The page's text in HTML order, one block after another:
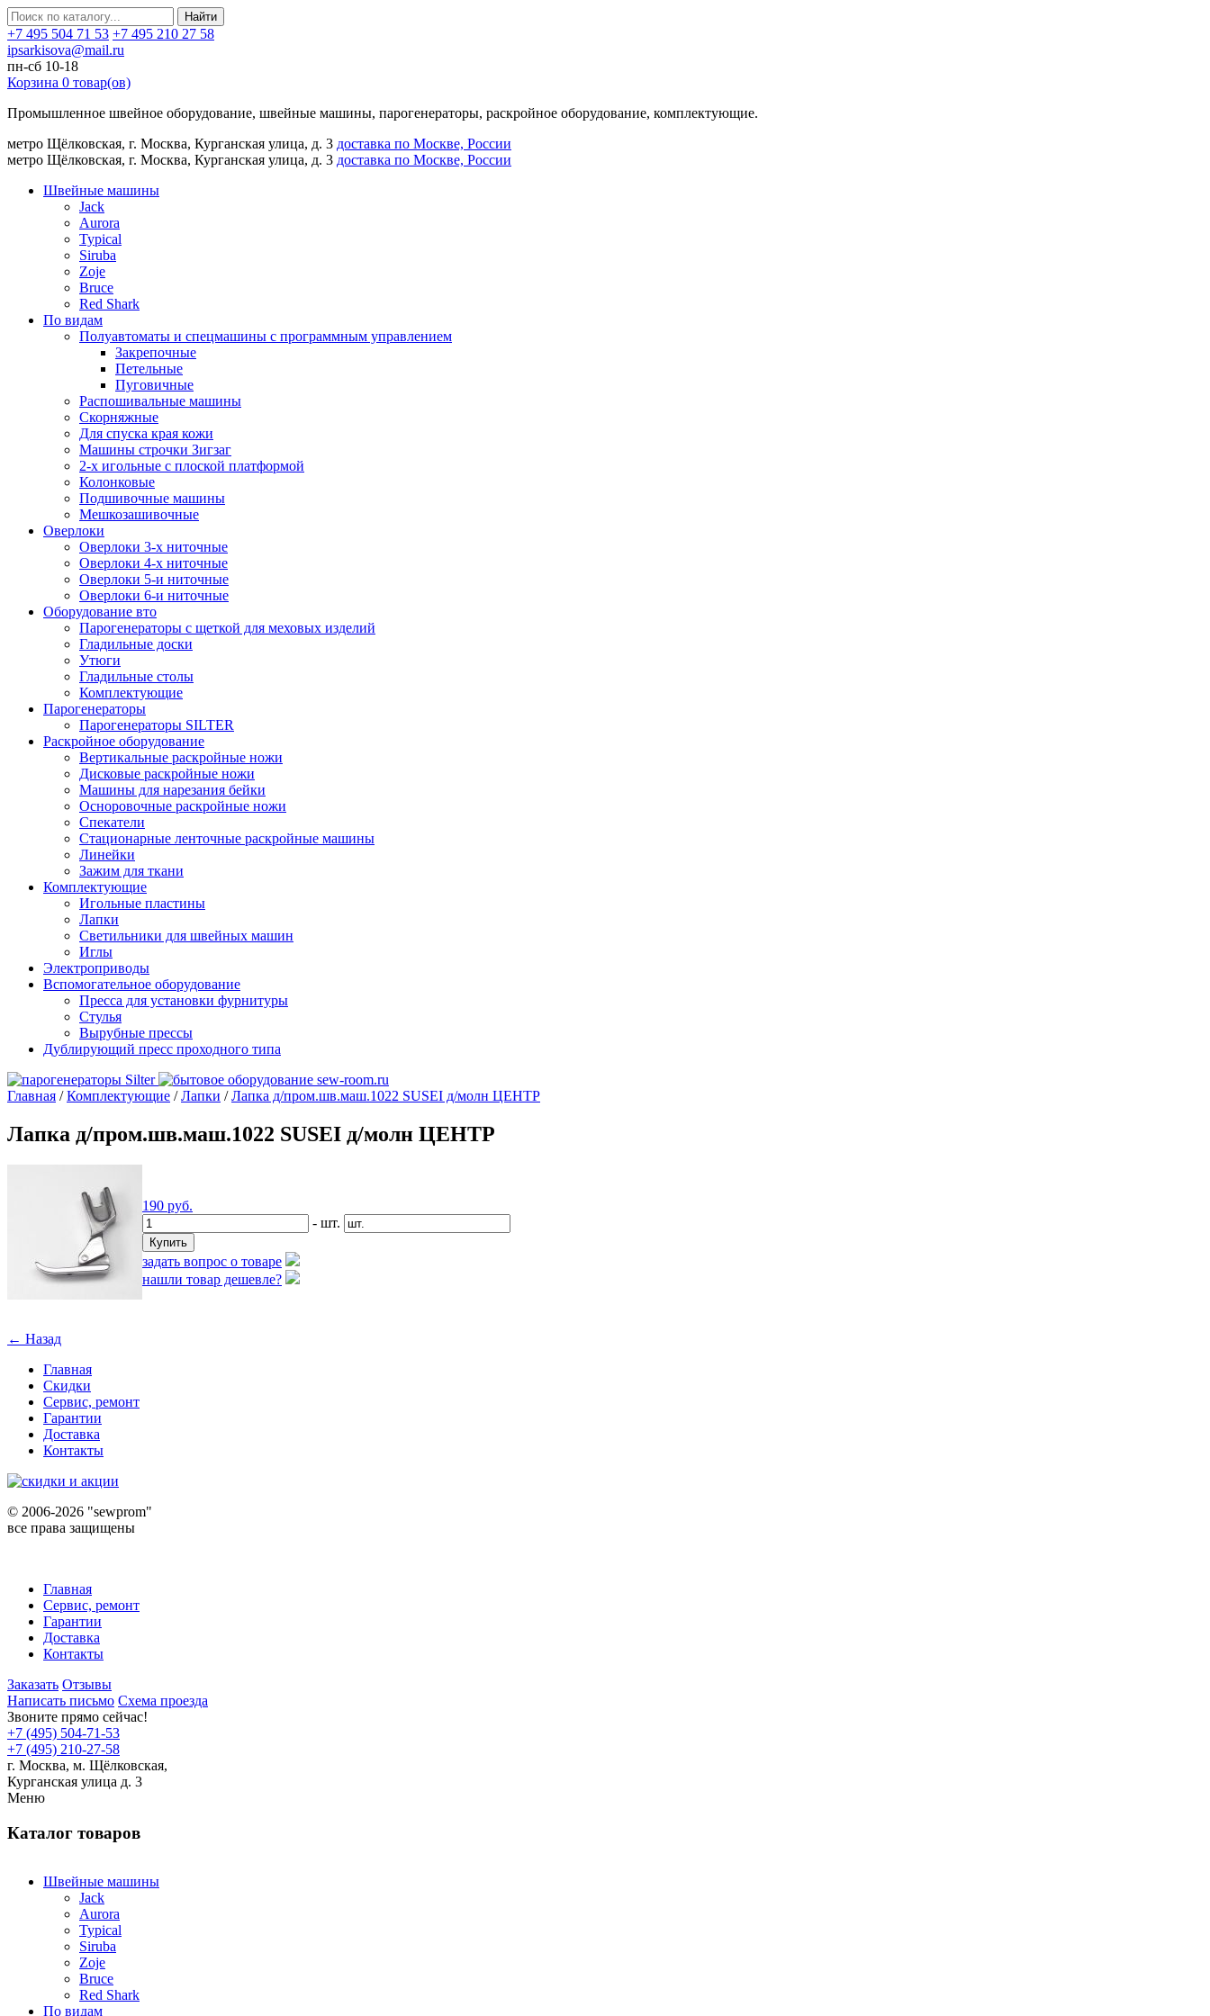
Найти
+7 495 504 71 53 +7 495 210 27 58
ipsarkisova@mail.ru
пн-сб 10-18
Корзина 0 товар(ов)
Промышленное швейное оборудование, швейные машины, парогенераторы, раскройное оборудование, комплектующие.
метро Щёлковская, г. Москва, Курганская улица, д. 3 доставка по Москве, России
метро Щёлковская, г. Москва, Курганская улица, д. 3 доставка по Москве, России
Швейные машины
Jack
Aurora
Typical
Siruba
Zoje
Bruce
Red Shark
По видам
Полуавтоматы и спецмашины с программным управлением
Закрепочные
Петельные
Пуговичные
Распошивальные машины
Скорняжные
Для спуска края кожи
Машины строчки Зигзаг
2-х игольные с плоской платформой
Колонковые
Подшивочные машины
Мешкозашивочные
Оверлоки
Оверлоки 3-х ниточные
Оверлоки 4-х ниточные
Оверлоки 5-и ниточные
Оверлоки 6-и ниточные
Оборудование вто
Парогенераторы с щеткой для меховых изделий
Гладильные доски
Утюги
Гладильные столы
Комплектующие
Парогенераторы
Парогенераторы SILTER
Раскройное оборудование
Вертикальные раскройные ножи
Дисковые раскройные ножи
Машины для нарезания бейки
Осноровочные раскройные ножи
Спекатели
Стационарные ленточные раскройные машины
Линейки
Зажим для ткани
Комплектующие
Игольные пластины
Лапки
Светильники для швейных машин
Иглы
Электроприводы
Вспомогательное оборудование
Пресса для установки фурнитуры
Стулья
Вырубные прессы
Дублирующий пресс проходного типа
Главная /Комплектующие /Лапки /Лапка д/пром.шв.маш.1022 SUSEI д/молн ЦЕНТР
Лапка д/пром.шв.маш.1022 SUSEI д/молн ЦЕНТР
190 руб.
- шт.
задать вопрос о товаре
нашли товар дешевле?
← Назад
Главная
Скидки
Сервис, ремонт
Гарантии
Доставка
Контакты
© 2006-2026 "sewprom"
все права защищены
Главная
Сервис, ремонт
Гарантии
Доставка
Контакты
Заказать Отзывы
Написать письмо Схема проезда
Звоните прямо сейчас!
+7 (495) 504-71-53
+7 (495) 210-27-58
г. Москва, м. Щёлковская,
Курганская улица д. 3
Меню
Каталог товаров
Швейные машины
Jack
Aurora
Typical
Siruba
Zoje
Bruce
Red Shark
По видам